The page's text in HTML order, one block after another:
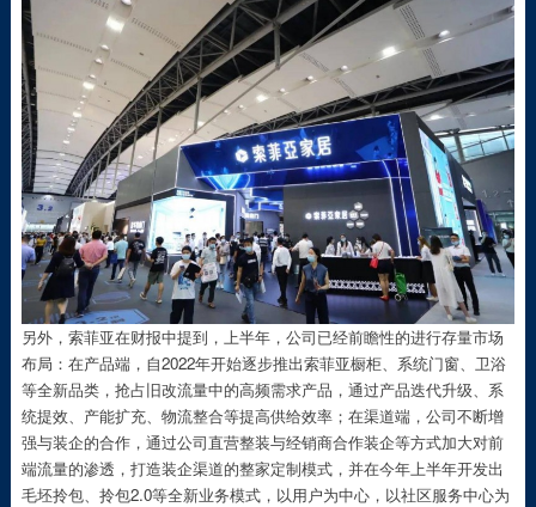
另外，索菲亚在财报中提到，上半年，公司已经前瞻性的进行存量市场
布局：在产品端，自2022年开始逐步推出索菲亚橱柜、系统门窗、卫浴
等全新品类，抢占旧改流量中的高频需求产品，通过产品迭代升级、系
统提效、产能扩充、物流整合等提高供给效率；在渠道端，公司不断增
强与装企的合作，通过公司直营整装与经销商合作装企等方式加大对前
端流量的渗透，打造装企渠道的整家定制模式，并在今年上半年开发出
毛坯拎包、拎包2.0等全新业务模式，以用户为中心，以社区服务中心为